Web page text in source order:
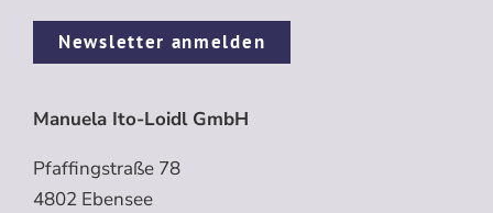
Newsletter anmelden
Manuela Ito-Loidl GmbH
Pfaffingstraße 78
4802 Ebensee